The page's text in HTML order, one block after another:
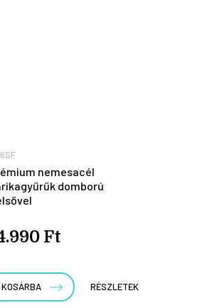
nemesacél
domború
Ft
KOSÁRBA RÉSZLETEK